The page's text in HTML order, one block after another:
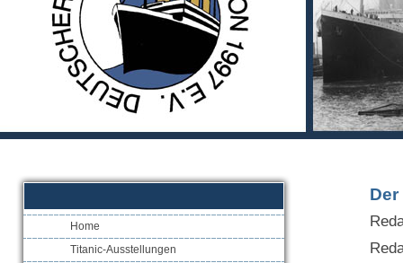
Home
Titanic-Ausstellungen
Der